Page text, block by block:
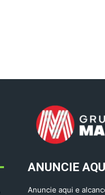
ANUNCIE
Anuncie aqui e